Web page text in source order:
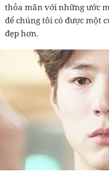
thỏa mãn với những ước
để chúng tôi có được một
đẹp hơn.